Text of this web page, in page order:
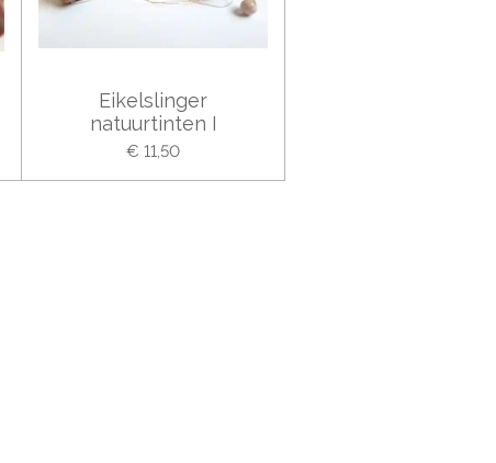
Eikelslinger
natuurtinten I
€ 11,50